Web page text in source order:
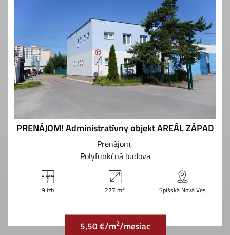
PRENÁJOM! Administratívny objekt AREÁL ZÁPAD
Prenájom
Polyfunkčná budova
9 izb 277 m2 Spišská Nová Ves
5,50 €/m2/mesiac